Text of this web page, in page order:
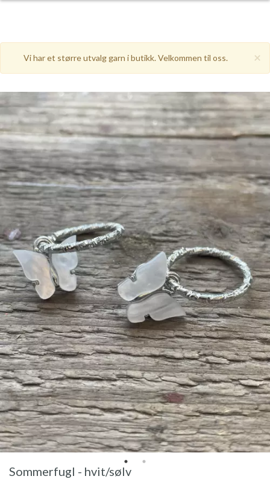
×
Vi har et større utvalg garn i butikk. Velkommen til oss.
Sommerfugl - hvit/sølv